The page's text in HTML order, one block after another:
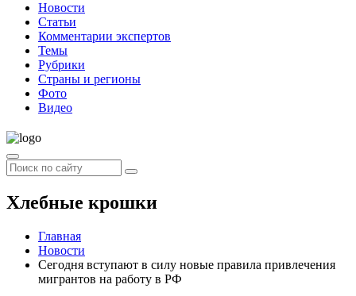
Новости
Статьи
Комментарии экспертов
Темы
Рубрики
Страны и регионы
Фото
Видео
Хлебные крошки
Главная
Новости
Сегодня вступают в силу новые правила привлечения
мигрантов на работу в РФ